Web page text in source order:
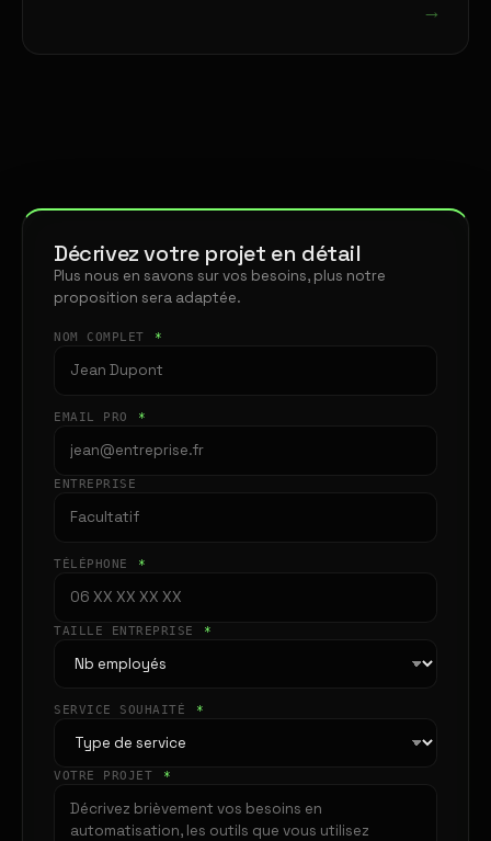
→
Décrivez votre projet en détail
Plus nous en savons sur vos besoins, plus notre
proposition sera adaptée.
NOM COMPLET *
EMAIL PRO *
ENTREPRISE
TÉLÉPHONE *
TAILLE ENTREPRISE *
SERVICE SOUHAITÉ *
VOTRE PROJET *